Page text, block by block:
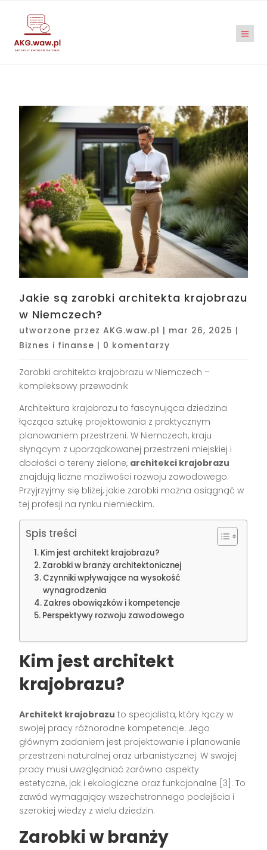
Jakie są zarobki architekta krajobrazu
w Niemczech?
utworzone przezAKG.waw.pl | mar 26, 2025 |
Biznes i finanse | 0 komentarzy
Zarobki architekta krajobrazu w Niemczech –
kompleksowy przewodnik
Architektura krajobrazu to fascynująca dziedzina
łącząca sztukę projektowania z praktycznym
planowaniem przestrzeni. W Niemczech, kraju
słynącym z uporządkowanej przestrzeni miejskiej i
dbałości o tereny zielone, architekci krajobrazu
znajdują liczne możliwości rozwoju zawodowego.
Przyjrzyjmy się bliżej, jakie zarobki można osiągnąć w
tej profesji na rynku niemieckim.
Spis treści
Kim jest architekt krajobrazu?
Zarobki w branży architektonicznej
Czynniki wpływające na wysokość
wynagrodzenia
Zakres obowiązków i kompetencje
Perspektywy rozwoju zawodowego
Kim jest architekt
krajobrazu?
Architekt krajobrazu to specjalista, który łączy w
swojej pracy różnorodne kompetencje. Jego
głównym zadaniem jest projektowanie i planowanie
przestrzeni naturalnej oraz urbanistycznej. W swojej
pracy musi uwzględniać zarówno aspekty
estetyczne, jak i ekologiczne oraz funkcjonalne [3]. To
zawód wymagający wszechstronnego podejścia i
szerokiej wiedzy z wielu dziedzin.
Zarobki w branży